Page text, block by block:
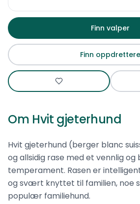
Finn valper
Finn oppdrettere
Om Hvit gjeterhund
Hvit gjeterhund (berger blanc
og allsidig rase med et vennlig og
temperament. Rasen er
og svært knyttet til familien, noe
populær familiehund.